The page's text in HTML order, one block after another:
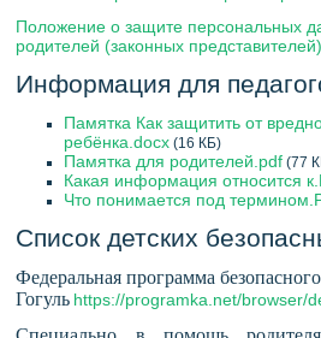
Положение о защите персональных
родителей (законных представителей)
Информация для
Памятка Как защитить от
ребёнка.docx (16 КБ)
Памятка для родителей.pdf (77
Какая информация относится
Что понимается под
Список детских
Федеральная программа
Гогуль https://programka.net/browser/